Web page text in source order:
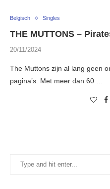
Belgisch Singles
THE MUTTONS –
20/11/2024
The Muttons zijn al lang geen
pagina’s. Met meer dan 60 …